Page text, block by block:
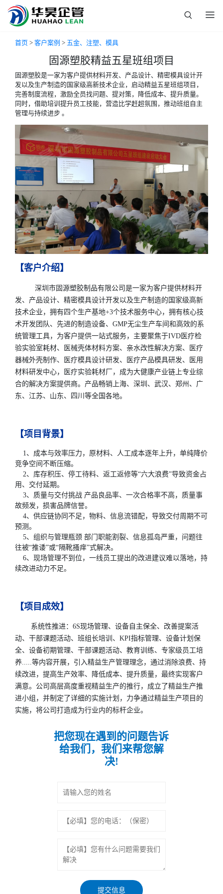
首页 > 客户案例 > 五金、注塑、模具
固源塑胶精益五星班组项目
固源塑胶是一家为客户提供材料开发、产品设计、精密模具设计开
发以及生产制造的国家级高新技术企业，启动精益五星班组项目，
完善制度流程，激励全员找问题、提对策，降低成本、提升质量。
同时，借助培训提升员工技能，营造比学赶超氛围，推动班组自主
管理与持续进步 。
【客户介绍】
深圳市固源塑胶制品有限公司是一家为客户提供材料开
发、产品设计、精密模具设计开发以及生产制造的国家级高新
技术企业，拥有四个生产基地+3个技术服务中心，拥有核心技
术开发团队、先进的制造设备、GMP无尘生产车间和高效的系
统管理工具，为客户提供一站式服务，主要聚焦于IVD医疗检
验实验室耗材、医械壳体材料方案、亲水改性解决方案、医疗
器械外壳制作、医疗模具设计研发、医疗产品模具研发、医用
材料研发中心，医疗实验耗材厂，成为大健康产业链上专业综
合的解决方案提供商。产品畅销上海、深圳、武汉、郑州、广
东、江苏、山东、四川等全国各地。
【项目背景】
1、成本与效率压力，原材料、人工成本逐年上升，单纯降价
竞争空间不断压缩。
2、库存积压、停工待料、返工返修等“六大浪费”导致资金占
用、交付延期。
3、质量与交付挑战 产品良品率、一次合格率不高，质量事
故频发，损害品牌信誉。
4、供应链协同不足，物料、信息流错配，导致交付周期不可
预测。
5、组织与管理瓶颈 部门职能割裂、信息孤岛严重，问题往
往被“推诿”或“隔靴搔痒”式解决。
6、现场管理不到位，一线员工提出的改进建议难以落地，持
续改进动力不足。
【项目成效】
系统性推进：6S现场管理、设备自主保全、改善提案活
动、干部课题活动、班组长培训、KPI指标管理、设备计划保
全、设备初期管理、干部课题活动、教育训练、专家级员工培
养.....等内容开展，引入精益生产管理理念，通过消除浪费、持
续改进，提高生产效率、降低成本、提升质量，最终实现客户
满意。公司高层高度重视精益生产的推行，成立了精益生产推
进小组，并制定了详细的实施计划，力争通过精益生产项目的
实施，将公司打造成为行业内的标杆企业。
把您现在遇到的问题告诉
给我们，我们来帮您解
决!